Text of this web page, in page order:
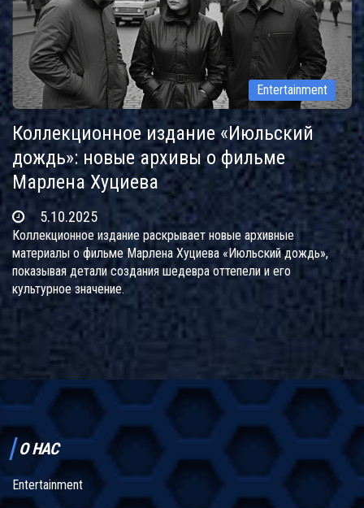
Entertainment
Коллекционное издание «Июльский
дождь»: новые архивы о фильме
Марлена Хуциева
5.10.2025
Коллекционное издание раскрывает новые архивные
материалы о фильме Марлена Хуциева «Июльский дождь»,
показывая детали создания шедевра оттепели и его
культурное значение.
О НАС
Entertainment